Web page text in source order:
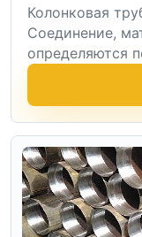
Колонковая
Соединение,
определяются